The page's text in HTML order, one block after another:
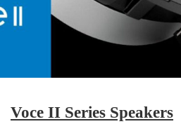
Voce II Series Speakers